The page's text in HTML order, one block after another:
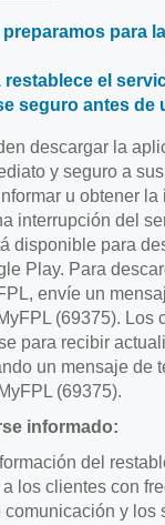
para
restablece el
seguro antes de
descargar la
y seguro a
u obtener la
interrupción del
disponible para
Play. Para
envíe un
(69375). Los
para recibir
un mensaje de
(69375).
informado:
del
los clientes con
comunicación y los